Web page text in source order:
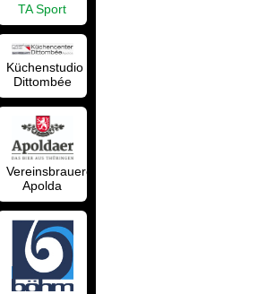
TA Sport
Küchenstudio
Dittombée
Vereinsbrauerei
Apolda